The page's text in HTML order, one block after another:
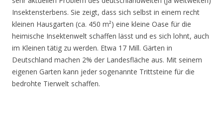
Insektensterbens. Sie zeigt, dass sich selbst in einem recht
kleinen Hausgarten (ca. 450 m²) eine kleine Oase für die
heimische Insektenwelt schaffen lässt und es sich lohnt, auch
im Kleinen tätig zu werden. Etwa 17 Mill. Gärten in
Deutschland machen 2% der Landesfläche aus. Mit seinem
eigenen Garten kann jeder sogenannte Trittsteine für die
bedrohte Tierwelt schaffen.